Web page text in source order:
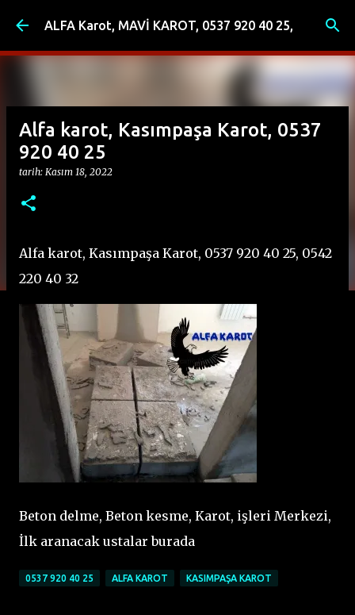
Ana içeriğe atla
ALFA Karot, MAVİ KAROT, 0537 920 40 25,
Alfa karot, Kasımpaşa Karot, 0537
920 40 25
tarih: Kasım 18, 2022
Alfa karot, Kasımpaşa Karot, 0537 920 40 25, 0542
220 40 32
Beton delme, Beton kesme, Karot, işleri Merkezi,
İlk aranacak ustalar burada
0537 920 40 25 ALFA KAROT KASIMPAŞA KAROT